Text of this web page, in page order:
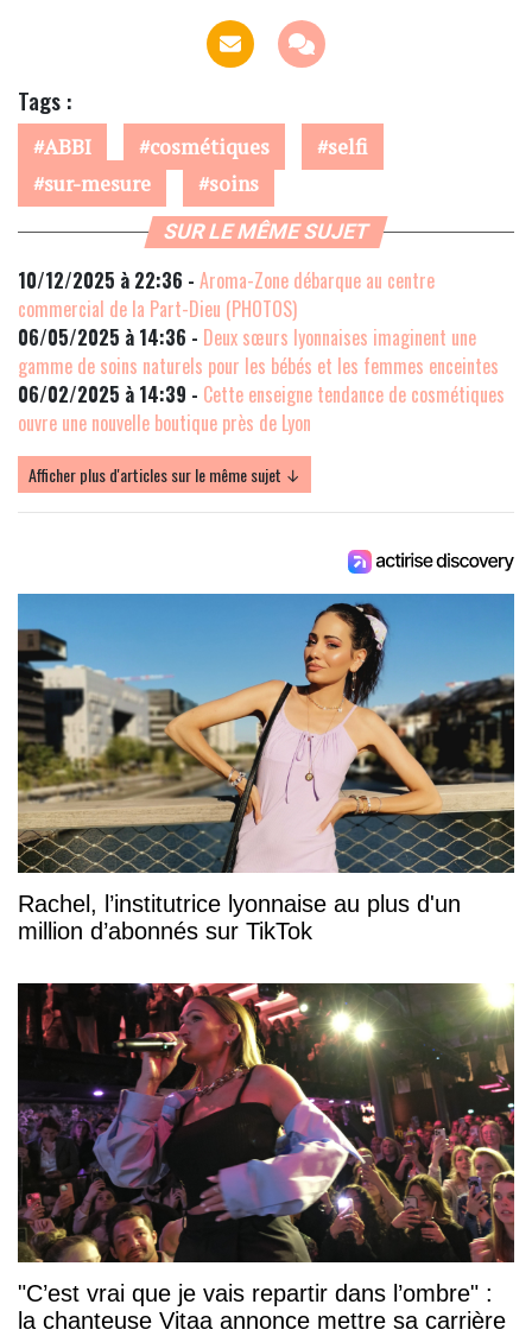
Tags :
ABBI cosmétiques
selfi
sur-mesure
soins
SUR LE MÊME SUJET
10/12/2025 à 22:36 - Aroma-Zone débarque au centre
commercial de la Part-Dieu (PHOTOS)
06/05/2025 à 14:36 - Deux sœurs lyonnaises imaginent une
gamme de soins naturels pour les bébés et les femmes enceintes
06/02/2025 à 14:39 - Cette enseigne tendance de cosmétiques
ouvre une nouvelle boutique près de Lyon
Afficher plus d'articles sur le même sujet ↓
Rachel, l’institutrice lyonnaise au plus d'un
million d’abonnés sur TikTok
"C’est vrai que je vais repartir dans l’ombre" :
la chanteuse Vitaa annonce mettre sa carrière